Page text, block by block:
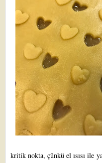
kritik nokta, çünkü el ısısı ile